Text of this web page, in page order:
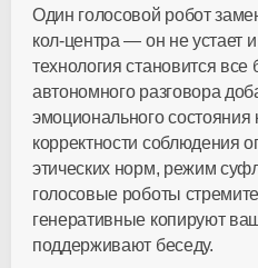
Один голосовой робот
кол-центра — он не устает
технология становится
автономного разговора
эмоционального состояния
корректности соблюдения
этических норм, режим
голосовые роботы
генеративные копируют
поддерживают беседу.